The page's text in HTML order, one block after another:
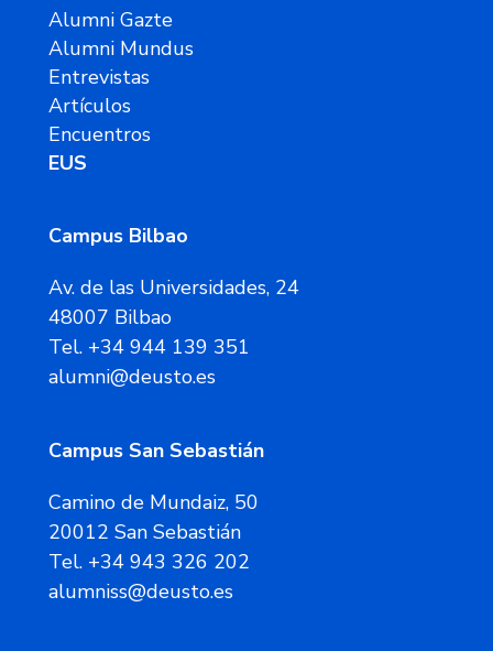
Alumni Gazte
Alumni Mundus
Entrevistas
Artículos
Encuentros
EUS
Campus Bilbao
Av. de las Universidades, 24
48007 Bilbao
Tel. +34 944 139 351
alumni@deusto.es
Campus San Sebastián
Camino de Mundaiz, 50
20012 San Sebastián
Tel. +34 943 326 202
alumniss@deusto.es